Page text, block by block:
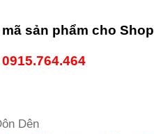
sản phẩm cho Shop
0915.764.464
Dên